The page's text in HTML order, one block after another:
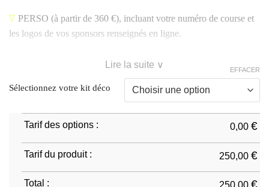
∇ PERSO (à partir de 360 €), incluant votre numéro de course et
les logos de vos sponsors renseignés en ligne.
Lire la suite ∨
Sélectionnez votre kit déco
EFFACER
Tarif des options : 0,00 €
Tarif du produit : 250,00 €
Total :